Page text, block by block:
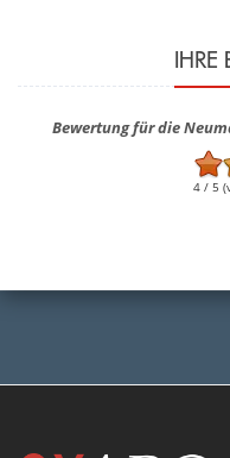
IHRE
Bewertung für die
4 / 5